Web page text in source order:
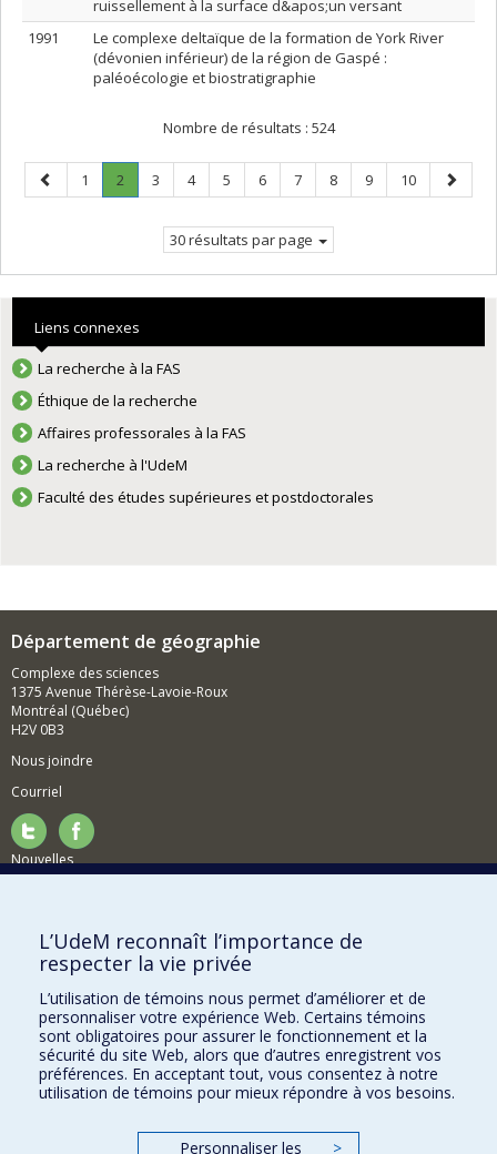
ruissellement à la surface d&apos;un versant
1991
Le complexe deltaïque de la formation de York River
(dévonien inférieur) de la région de Gaspé :
paléoécologie et biostratigraphie
Nombre de résultats : 524
Page
précédente
Page
1 Page
2
Page
Page
3 Page
4 Page
5 Page
6 Page
7 Page
8 Page
9 Page
10
Page
30 résultats par page
Liens connexes
La recherche à la FAS
Éthique de la recherche
Affaires professorales à la FAS
La recherche à l'UdeM
Faculté des études supérieures et postdoctorales
Département de géographie
Complexe des sciences
1375 Avenue Thérèse-Lavoie-Roux
Montréal (Québec)
H2V 0B3
Nous joindre
Courriel
Nouvelles
Comment soutenir le Département?
BESOIN D'AIDE?
Plan du site
Signaler une erreur
Accessibilité
FACULTÉ DES ARTS ET DES SCIENCES
Nos départements et écoles
L’UdeM reconnaît l’importance de
respecter la vie privée
L’utilisation de témoins nous permet d’améliorer et de
personnaliser votre expérience Web. Certains témoins
sont obligatoires pour assurer le fonctionnement et la
sécurité du site Web, alors que d’autres enregistrent vos
préférences. En acceptant tout, vous consentez à notre
utilisation de témoins pour mieux répondre à vos besoins.
Personnaliser les >